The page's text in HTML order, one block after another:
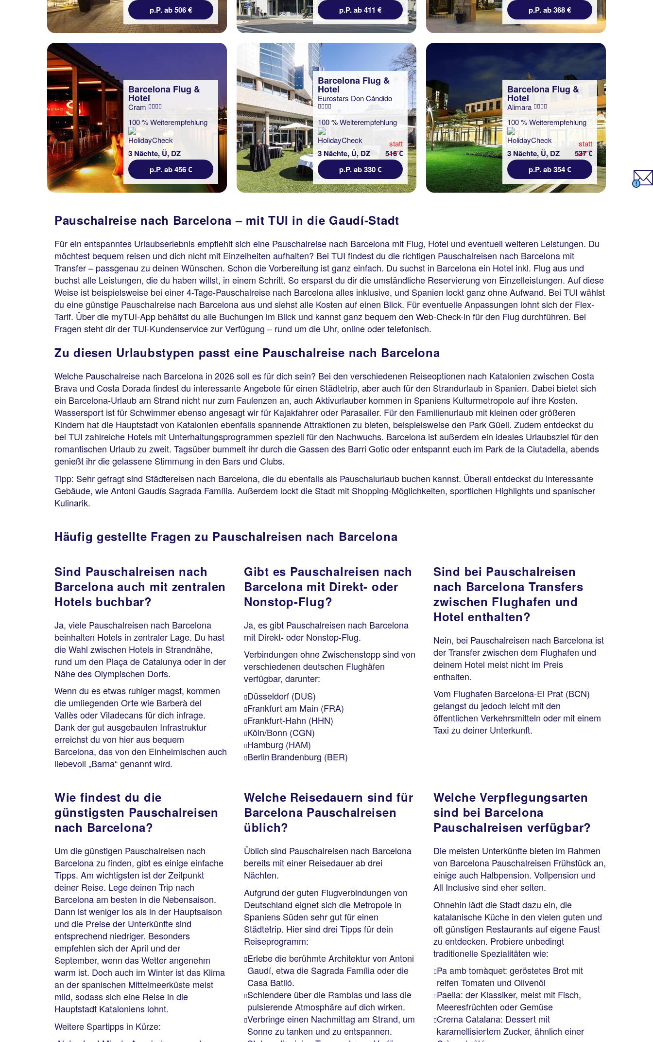
p.P. ab 506 €
p.P. ab 411 €
p.P. ab 368 €
Barcelona Flug &
Hotel
Cram
100 % Weiterempfehlung
3 Nächte, Ü, DZ
p.P. ab 456 €
Barcelona Flug &
Hotel
Eurostars Don Cándido
100 % Weiterempfehlung
3 Nächte, Ü, DZ
statt
516 €
p.P. ab 330 €
Barcelona Flug &
Hotel
Alimara
100 % Weiterempfehlung
3 Nächte, Ü, DZ
statt
537 €
p.P. ab 354 €
Pauschalreise nach Barcelona – mit TUI in die Gaudí-Stadt
Für ein entspanntes Urlaubserlebnis empfiehlt sich eine Pauschalreise nach Barcelona mit Flug, Hotel und eventuell weiteren Leistungen. Du
möchtest bequem reisen und dich nicht mit Einzelheiten aufhalten? Bei TUI findest du die richtigen Pauschalreisen nach Barcelona mit
Transfer – passgenau zu deinen Wünschen. Schon die Vorbereitung ist ganz einfach. Du suchst in Barcelona ein Hotel inkl. Flug aus und
buchst alle Leistungen, die du haben willst, in einem Schritt. So ersparst du dir die umständliche Reservierung von Einzelleistungen. Auf diese
Weise ist beispielsweise bei einer 4-Tage-Pauschalreise nach Barcelona alles inklusive, und Spanien lockt ganz ohne Aufwand. Bei TUI wählst
du eine günstige Pauschalreise nach Barcelona aus und siehst alle Kosten auf einen Blick. Für eventuelle Anpassungen lohnt sich der Flex-
Tarif. Über die myTUI-App behältst du alle Buchungen im Blick und kannst ganz bequem den Web-Check-in für den Flug durchführen. Bei
Fragen steht dir der TUI-Kundenservice zur Verfügung – rund um die Uhr, online oder telefonisch.
Zu diesen Urlaubstypen passt eine Pauschalreise nach Barcelona
Welche Pauschalreise nach Barcelona in 2026 soll es für dich sein? Bei den verschiedenen Reiseoptionen nach Katalonien zwischen Costa
Brava und Costa Dorada findest du interessante Angebote für einen Städtetrip, aber auch für den Strandurlaub in Spanien. Dabei bietet sich
ein Barcelona-Urlaub am Strand nicht nur zum Faulenzen an, auch Aktivurlauber kommen in Spaniens Kulturmetropole auf ihre Kosten.
Wassersport ist für Schwimmer ebenso angesagt wir für Kajakfahrer oder Parasailer. Für den Familienurlaub mit kleinen oder größeren
Kindern hat die Hauptstadt von Katalonien ebenfalls spannende Attraktionen zu bieten, beispielsweise den Park Güell. Zudem entdeckst du
bei TUI zahlreiche Hotels mit Unterhaltungsprogrammen speziell für den Nachwuchs. Barcelona ist außerdem ein ideales Urlaubsziel für den
romantischen Urlaub zu zweit. Tagsüber bummelt ihr durch die Gassen des Barri Gotic oder entspannt euch im Park de la Ciutadella, abends
genießt ihr die gelassene Stimmung in den Bars und Clubs.
Tipp: Sehr gefragt sind Städtereisen nach Barcelona, die du ebenfalls als Pauschalurlaub buchen kannst. Überall entdeckst du interessante
Gebäude, wie Antoni Gaudís Sagrada Família. Außerdem lockt die Stadt mit Shopping-Möglichkeiten, sportlichen Highlights und spanischer
Kulinarik.
Häufig gestellte Fragen zu Pauschalreisen nach Barcelona
Sind Pauschalreisen nach
Barcelona auch mit zentralen
Hotels buchbar?
Ja, viele Pauschalreisen nach Barcelona
beinhalten Hotels in zentraler Lage. Du hast
die Wahl zwischen Hotels in Strandnähe,
rund um den Plaça de Catalunya oder in der
Nähe des Olympischen Dorfs.
Wenn du es etwas ruhiger magst, kommen
die umliegenden Orte wie Barberà del
Vallès oder Viladecans für dich infrage.
Dank der gut ausgebauten Infrastruktur
erreichst du von hier aus bequem
Barcelona, das von den Einheimischen auch
liebevoll „Barna“ genannt wird.
Gibt es Pauschalreisen nach
Barcelona mit Direkt- oder
Nonstop-Flug?
Ja, es gibt Pauschalreisen nach Barcelona
mit Direkt- oder Nonstop-Flug.
Verbindungen ohne Zwischenstopp sind von
verschiedenen deutschen Flughäfen
verfügbar, darunter:
Düsseldorf (DUS)
Frankfurt am Main (FRA)
Frankfurt-Hahn (HHN)
Köln/Bonn (CGN)
Hamburg (HAM)
Berlin Brandenburg (BER)
Sind bei Pauschalreisen
nach Barcelona Transfers
zwischen Flughafen und
Hotel enthalten?
Nein, bei Pauschalreisen nach Barcelona ist
der Transfer zwischen dem Flughafen und
deinem Hotel meist nicht im Preis
enthalten.
Vom Flughafen Barcelona-El Prat (BCN)
gelangst du jedoch leicht mit den
öffentlichen Verkehrsmitteln oder mit einem
Taxi zu deiner Unterkunft.
Wie findest du die
günstigsten Pauschalreisen
nach Barcelona?
Um die günstigen Pauschalreisen nach
Barcelona zu finden, gibt es einige einfache
Tipps. Am wichtigsten ist der Zeitpunkt
deiner Reise. Lege deinen Trip nach
Barcelona am besten in die Nebensaison.
Dann ist weniger los als in der Hauptsaison
und die Preise der Unterkünfte sind
entsprechend niedriger. Besonders
empfehlen sich der April und der
September, wenn das Wetter angenehm
warm ist. Doch auch im Winter ist das Klima
an der spanischen Mittelmeerküste meist
mild, sodass sich eine Reise in die
Hauptstadt Kataloniens lohnt.
Weitere Spartipps in Kürze:
Welche Reisedauern sind für
Barcelona Pauschalreisen
üblich?
Üblich sind Pauschalreisen nach Barcelona
bereits mit einer Reisedauer ab drei
Nächten.
Aufgrund der guten Flugverbindungen von
Deutschland eignet sich die Metropole in
Spaniens Süden sehr gut für einen
Städtetrip. Hier sind drei Tipps für dein
Reiseprogramm:
Erlebe die berühmte Architektur von Antoni
Gaudí, etwa die Sagrada Família oder die
Casa Batlló.
Schlendere über die Ramblas und lass die
pulsierende Atmosphäre auf dich wirken.
Verbringe einen Nachmittag am Strand, um
Sonne zu tanken und zu entspannen.
Welche Verpflegungsarten
sind bei Barcelona
Pauschalreisen verfügbar?
Die meisten Unterkünfte bieten im Rahmen
von Barcelona Pauschalreisen Frühstück an,
einige auch Halbpension. Vollpension und
All Inclusive sind eher selten.
Ohnehin lädt die Stadt dazu ein, die
katalanische Küche in den vielen guten und
oft günstigen Restaurants auf eigene Faust
zu entdecken. Probiere unbedingt
traditionelle Spezialitäten wie:
Pa amb tomàquet: geröstetes Brot mit
reifen Tomaten und Olivenöl
Paella: der Klassiker, meist mit Fisch,
Meeresfrüchten oder Gemüse
Crema Catalana: Dessert mit
karamellisiertem Zucker, ähnlich einer